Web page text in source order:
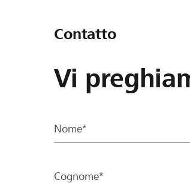
Contatto
Vi
Nome*
Cognome*